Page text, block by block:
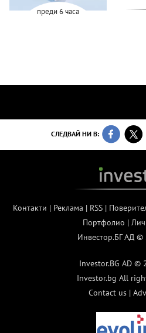
преди 6 часа
СЛЕДВАЙ НИ В:
Контакти | Реклама | RSS|
Портфолио |
Инвестор.БГ АД
Investor.BG AD ©
Investor.bg All
Contact us |